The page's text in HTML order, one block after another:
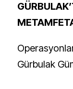
Gürbulak